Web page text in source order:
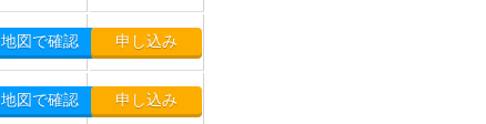
地図で確認 申し込み
地図で確認 申し込み